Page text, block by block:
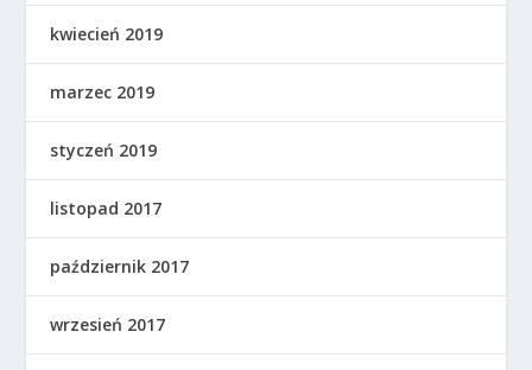
kwiecień 2019
marzec 2019
styczeń 2019
listopad 2017
październik 2017
wrzesień 2017